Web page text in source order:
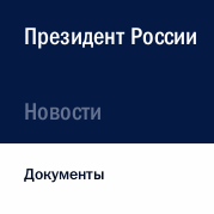
Президент России
Новости
Документы